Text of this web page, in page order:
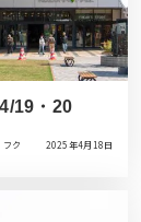
19・20
フク 2025年4月18日